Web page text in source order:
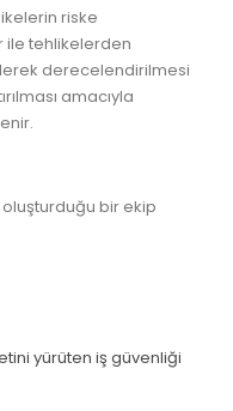
riske
ile tehlikelerden
derecelendirilmesi
amacıyla
bir ekip
yürüten iş güvenliği